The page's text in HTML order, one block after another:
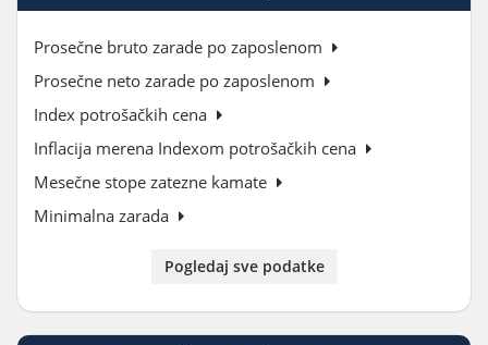
Prosečne bruto zarade po zaposlenom
Prosečne neto zarade po zaposlenom
Index potrošačkih cena
Inflacija merena Indexom potrošačkih cena
Mesečne stope zatezne kamate
Minimalna zarada
Pogledaj sve podatke